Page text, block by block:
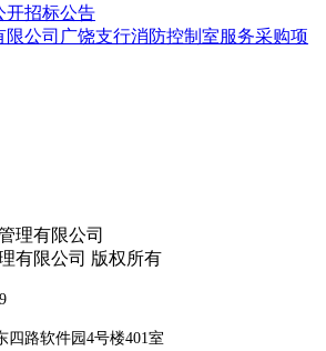
开招标公告
限公司广饶支行消防控制室服务采购项
有限公司 版权所有
四路软件园4号楼401室